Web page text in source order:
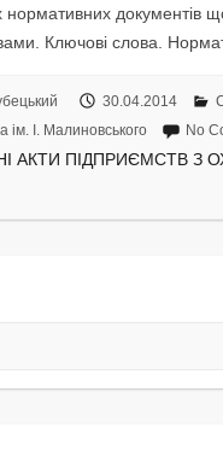
нормативних документів
Ключові слова.
30.04.2014
ім. І. Малиновського
No
АКТИ ПІДПРИЄМСТВ З